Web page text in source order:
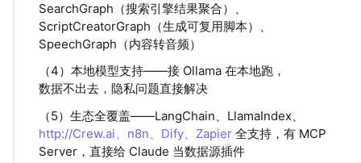
SearchGraph（搜索引擎结果聚合）、
ScriptCreatorGraph（生成可复用脚本）、
SpeechGraph（内容转音频）
（4）本地模型支持——接 Ollama 在本地跑，
数据不出去，隐私问题直接解决
（5）生态全覆盖——LangChain、LlamaIndex、
http://Crew.ai、n8n、Dify、Zapier 全支持，有 MCP
Server，直接给 Claude 当数据源插件